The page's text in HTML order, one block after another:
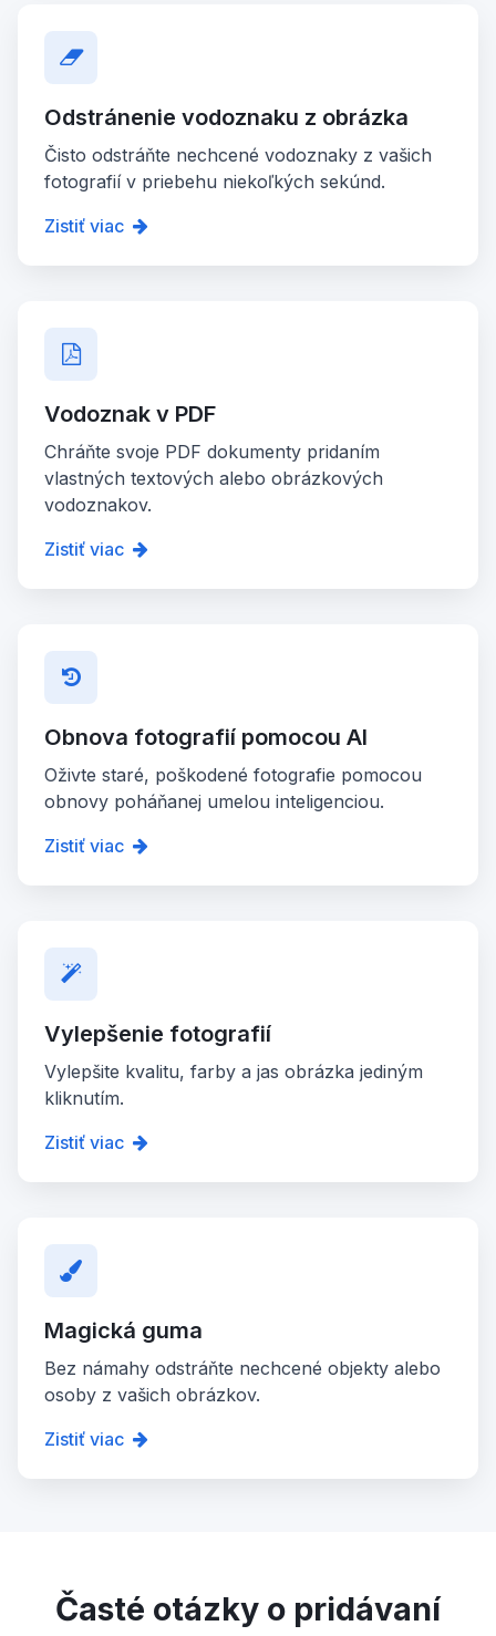
Odstránenie vodoznaku z obrázka
Čisto odstráňte nechcené vodoznaky z vašich
fotografií v priebehu niekoľkých sekúnd.
Zistiť viac
Vodoznak v PDF
Chráňte svoje PDF dokumenty pridaním
vlastných textových alebo obrázkových
vodoznakov.
Zistiť viac
Obnova fotografií pomocou AI
Oživte staré, poškodené fotografie pomocou
obnovy poháňanej umelou inteligenciou.
Zistiť viac
Vylepšenie fotografií
Vylepšite kvalitu, farby a jas obrázka jediným
kliknutím.
Zistiť viac
Magická guma
Bez námahy odstráňte nechcené objekty alebo
osoby z vašich obrázkov.
Zistiť viac
Časté otázky o pridávaní